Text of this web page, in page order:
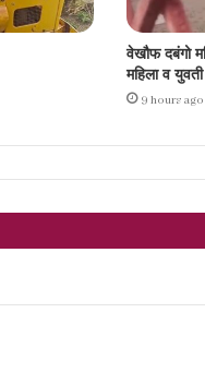
वेखौफ दबंगो
महिला व
9 hours ago